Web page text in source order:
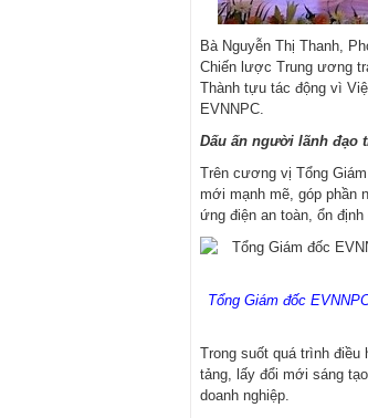
Bà Nguyễn Thị Thanh,
Chiến lược Trung ương
Thành tựu tác động vì
EVNNPC.
Dấu ấn người lãnh đạo
Trên cương vị Tổng
mới mạnh mẽ, góp phần
ứng điện an toàn, ổn
Tổng Giám đốc
Trong suốt quá trình điều
tảng, lấy đổi mới sáng
doanh nghiệp.